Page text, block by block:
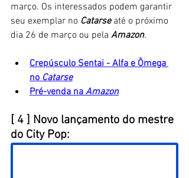
março. Os interessados podem garantir
seu exemplar no Catarse até o próximo
dia 26 de março ou pela Amazon.
Crepúsculo Sentai - Alfa e Õmega
no Catarse
Pré-venda na Amazon
[ 4 ] Novo lançamento do mestre
do City Pop: